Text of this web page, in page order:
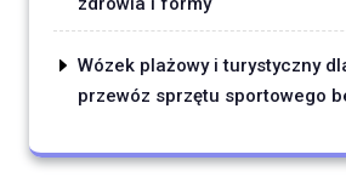
Wózek plażowy i turystyczny
przewóz sprzętu sportowego